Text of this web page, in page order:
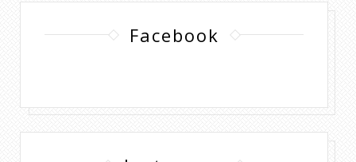
Facebook